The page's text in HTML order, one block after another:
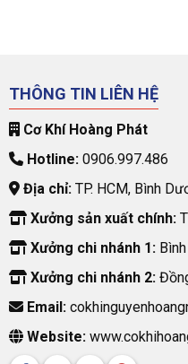
THÔNG TIN LIÊN HỆ
Cơ Khí Hoàng Phát
Hotline:0906.997.486
Địa chỉ:TP. HCM, Bình
Xưởng sản xuất chính:
Xưởng chi nhánh 1:Bình
Xưởng chi nhánh 2:
Email:
Website: